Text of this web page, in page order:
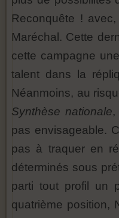
Reconquête !
Maréchal. Cette
cette campagne
talent dans la
Néanmoins, au
Synthèse nationale,
pas envisageable.
pas à traquer en
déterminés sous
parti tout profil un
quatrième position,